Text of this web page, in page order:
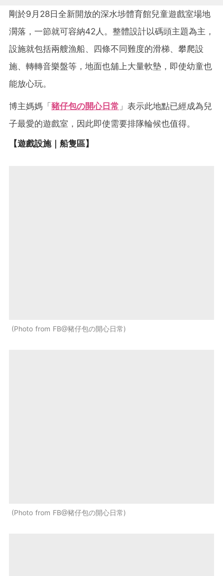
剛於9月28日全新開放的深水埗體育館兒童遊戲室場地
濶落，一節就可容納42人。整體設計以碼頭主題為主，
設施就包括兩艘漁船、四條不同難度的滑梯、攀爬設
施、轉轉音樂盤等，地面也舖上大量軟墊，即使幼童也
能放心玩。
博主媽媽「 豬仔包の開心日常 」表示此地點已經成為兒
子最愛的遊戲室，因此即使需要排隊輪候也值得。
【遊戲設施｜船隻區】
Photo from FB@豬仔包の開心日常
Photo from FB@豬仔包の開心日常